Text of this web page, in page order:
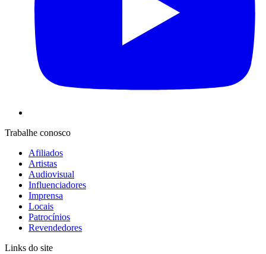
Trabalhe conosco
Afiliados
Artistas
Audiovisual
Influenciadores
Imprensa
Locais
Patrocínios
Revendedores
Links do site